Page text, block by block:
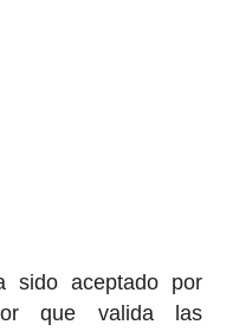
sido aceptado por
que valida las